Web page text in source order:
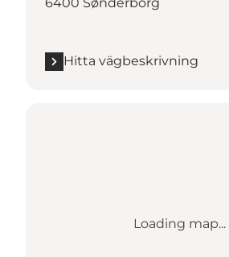
6400 Sønderborg
Hitta vägbeskrivning
Loading map...